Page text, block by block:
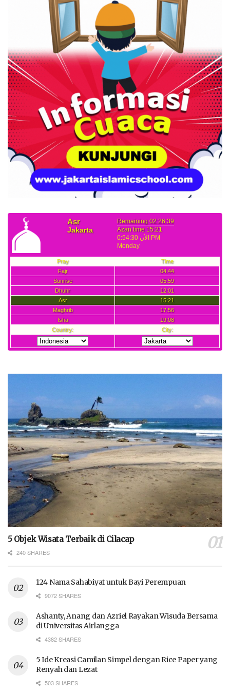
5 Objek Wisata Terbaik di Cilacap
240 SHARES
124 Nama Sahabiyat untuk Bayi Perempuan
9072 SHARES
Ashanty, Anang dan Azriel Rayakan Wisuda Bersama
di Universitas Airlangga
4382 SHARES
5 Ide Kreasi Camilan Simpel dengan Rice Paper yang
Renyah dan Lezat
503 SHARES